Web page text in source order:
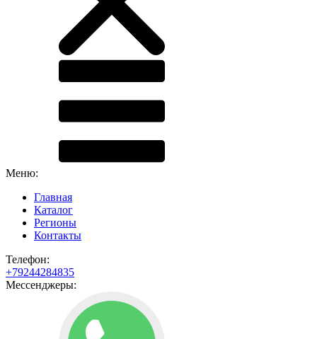
Меню:
Главная
Каталог
Регионы
Контакты
Телефон:
+79244284835
Мессенджеры: